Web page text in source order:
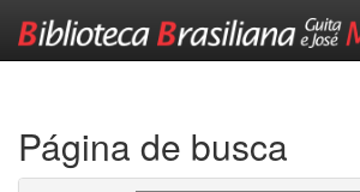
Página de busca